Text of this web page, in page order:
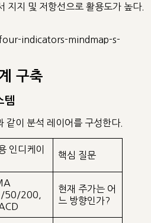
지지 및 저항선으로 활용도가 높다.
indicators-mindmap-s-
구축
템
같이 분석 레이어를 구성한다.
인디케이
핵심 질문
50/200,
현재 주가는 어
느 방향인가?